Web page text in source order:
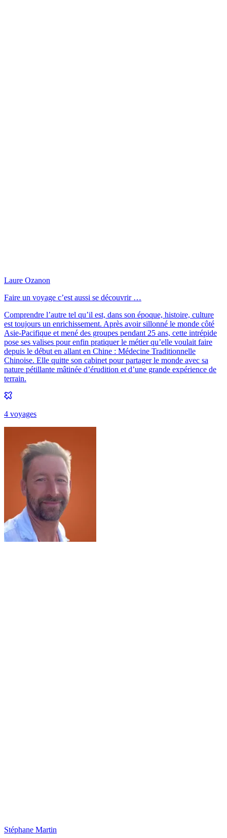
Laure Ozanon
Faire un voyage c’est aussi se découvrir …
Comprendre l’autre tel qu’il est, dans son époque, histoire, culture
est toujours un enrichissement. Après avoir sillonné le monde côté
Asie-Pacifique et mené des groupes pendant 25 ans, cette intrépide
pose ses valises pour enfin pratiquer le métier qu’elle voulait faire
depuis le début en allant en Chine : Médecine Traditionnelle
Chinoise. Elle quitte son cabinet pour partager le monde avec sa
nature pétillante mâtinée d’érudition et d’une grande expérience de
terrain.
4 voyages
Stéphane Martin